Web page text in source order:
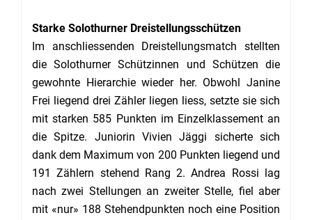
Starke Solothurner Dreistellungsschützen
Im anschliessenden Dreistellungsmatch stellten
die Solothurner Schützinnen und Schützen die
gewohnte Hierarchie wieder her. Obwohl Janine
Frei liegend drei Zähler liegen liess, setzte sie sich
mit starken 585 Punkten im Einzelklassement an
die Spitze. Juniorin Vivien Jäggi sicherte sich
dank dem Maximum von 200 Punkten liegend und
191 Zählern stehend Rang 2. Andrea Rossi lag
nach zwei Stellungen an zweiter Stelle, fiel aber
mit «nur» 188 Stehendpunkten noch eine Position